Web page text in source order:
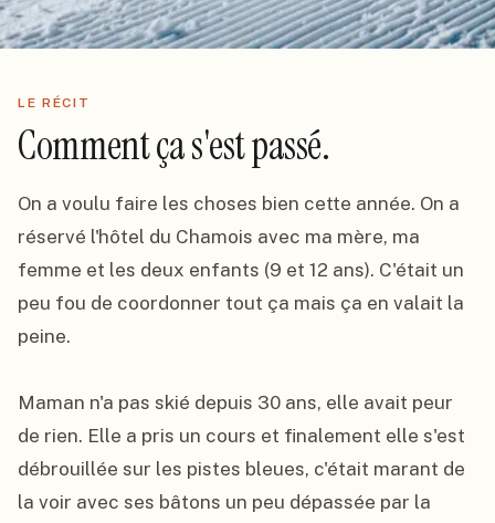
LE RÉCIT
Comment ça s'est passé.
On a voulu faire les choses bien cette année. On a
réservé l'hôtel du Chamois avec ma mère, ma
femme et les deux enfants (9 et 12 ans). C'était un
peu fou de coordonner tout ça mais ça en valait la
peine.
Maman n'a pas skié depuis 30 ans, elle avait peur
de rien. Elle a pris un cours et finalement elle s'est
débrouillée sur les pistes bleues, c'était marant de
la voir avec ses bâtons un peu dépassée par la